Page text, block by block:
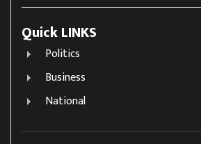
Quick LINKS
Politics
Business
National